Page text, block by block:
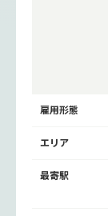
雇用形態
エリア
最寄駅